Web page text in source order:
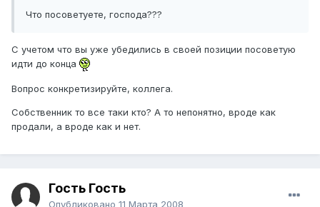
Что посоветуете, господа???
С учетом что вы уже убедились в своей позиции посоветую
идти до конца
Вопрос конкретизируйте, коллега.
Собственник то все таки кто? А то непонятно, вроде как
продали, а вроде как и нет.
Гость Гость
Опубликовано 11 Марта 2008